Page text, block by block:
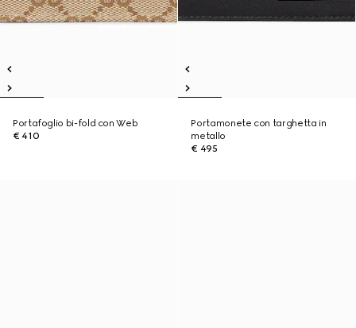
Portafoglio bi-fold con Web
€ 410
Portamonete con targhetta in
metallo
€ 495